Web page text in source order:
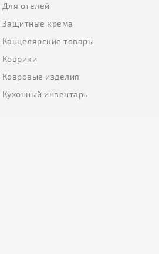
Для отелей
Защитные крема
Канцелярские товары
Коврики
Ковровые изделия
Кухонный инвентарь